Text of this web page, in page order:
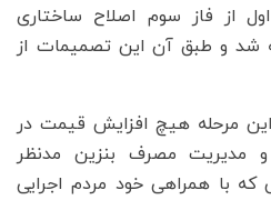
از فاز سوم اصلاح ساختاری
شد و طبق آن این تصمیمات از
مرحله هیچ افزایش قیمت در
مدیریت مصرف بنزین مدنظر
با همراهی خود مردم اجرایی